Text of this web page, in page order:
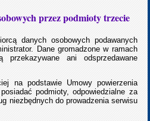
przez podmioty trzecie
danych osobowych podawanych
Dane gromadzone w ramach
przekazywane ani odsprzedawane
na podstawie Umowy powierzenia
podmioty, odpowiedzialne za
niezbędnych do prowadzenia serwisu